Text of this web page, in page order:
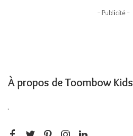
– Publicité –
À propos de Toombow Kids
.